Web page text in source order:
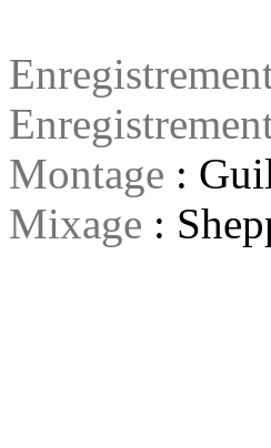
Montage :
Mixage :